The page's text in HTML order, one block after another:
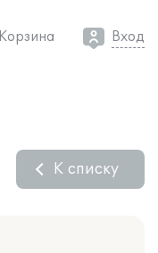
Корзина Вход
К списку